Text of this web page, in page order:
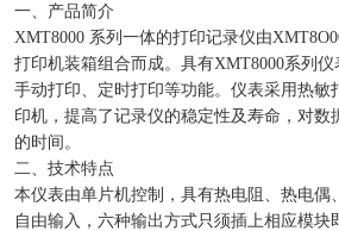
一、产品简介
XMT8000 系列一体的打印记录仪由
打印机装箱组合而成。具有XMT8000系列
手动打印、定时打印等功能。仪表采用热敏
印机，提高了记录仪的稳定性及寿命，对数
的时间。
二、技术特点
本仪表由单片机控制，具有热电阻、热电偶
自由输入，六种输出方式只须插上相应模块